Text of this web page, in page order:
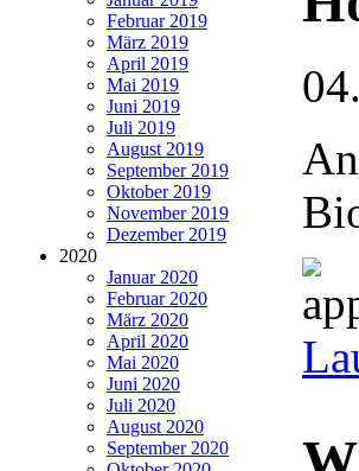
Februar 2019
März 2019
April 2019
Mai 2019
Juni 2019
Juli 2019
August 2019
September 2019
Oktober 2019
November 2019
Dezember 2019
2020
Januar 2020
Februar 2020
März 2020
April 2020
Mai 2020
Juni 2020
Juli 2020
August 2020
September 2020